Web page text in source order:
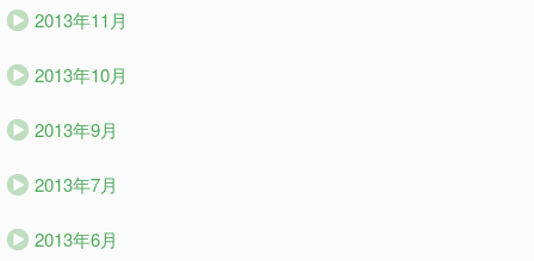
2013年11月
2013年10月
2013年9月
2013年7月
2013年6月